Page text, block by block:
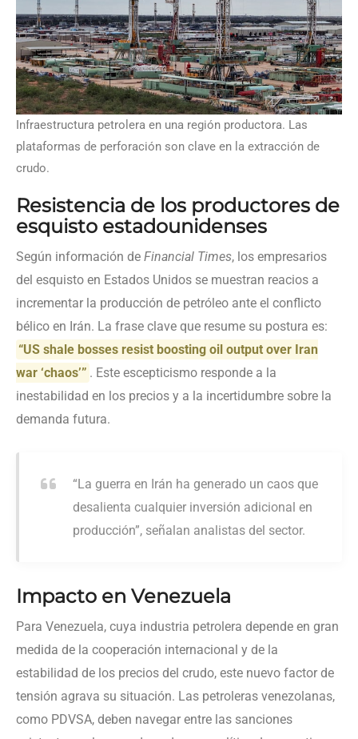
Infraestructura petrolera en una región productora. Las
plataformas de perforación son clave en la extracción de
crudo.
Resistencia de los productores de
esquisto estadounidenses
Según información de Financial Times, los empresarios
del esquisto en Estados Unidos se muestran reacios a
incrementar la producción de petróleo ante el conflicto
bélico en Irán. La frase clave que resume su postura es:
“US shale bosses resist boosting oil output over Iran
war ‘chaos’” . Este escepticismo responde a la
inestabilidad en los precios y a la incertidumbre sobre la
demanda futura.
“La guerra en Irán ha generado un caos que
desalienta cualquier inversión adicional en
producción”, señalan analistas del sector.
Impacto en Venezuela
Para Venezuela, cuya industria petrolera depende en gran
medida de la cooperación internacional y de la
estabilidad de los precios del crudo, este nuevo factor de
tensión agrava su situación. Las petroleras venezolanas,
como PDVSA, deben navegar entre las sanciones